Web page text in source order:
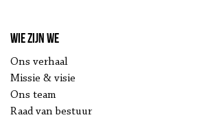
Wie zijn we
Ons verhaal
Missie & visie
Ons team
Raad van bestuur